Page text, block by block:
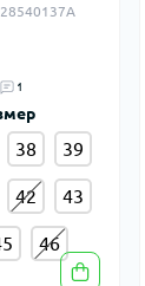
1
38 39
42 43
46